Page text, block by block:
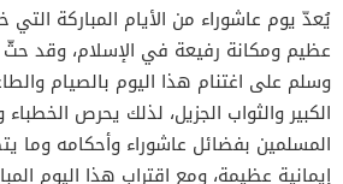
مقدمة الخطبة
الخطبة الأولى
الخطبة الثانية
يُعدّ يوم عاشوراء من الأيام المباركة
عظيم ومكانة رفيعة في الإسلام، وقد حثّ
وسلم على اغتنام هذا اليوم بالصيام
الكبير والثواب الجزيل، لذلك يحرص
المسلمين بفضائل عاشوراء وأحكامه وما
إيمانية عظيمة، ومع اقتراب هذا اليوم